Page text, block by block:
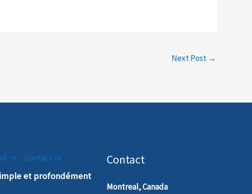
Next Post →
Contact us
et profondément
Contact
Montreal, Canada